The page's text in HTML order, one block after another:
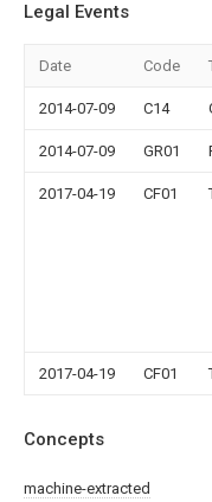
Legal Events
Date Code
2014-07-09 C14
2014-07-09 GR01
2017-04-19 CF01
2017-04-19 CF01
Concepts
machine-extracted